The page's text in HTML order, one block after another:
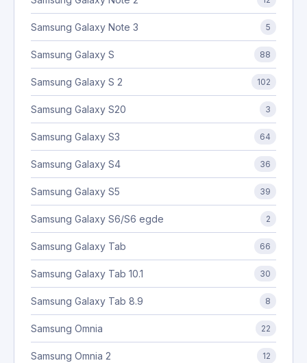
Samsung Galaxy Note 3 5
Samsung Galaxy S 88
Samsung Galaxy S 2 102
Samsung Galaxy S20 3
Samsung Galaxy S3 64
Samsung Galaxy S4 36
Samsung Galaxy S5 39
Samsung Galaxy S6/S6 egde 2
Samsung Galaxy Tab 66
Samsung Galaxy Tab 10.1 30
Samsung Galaxy Tab 8.9 8
Samsung Omnia 22
Samsung Omnia 2 12